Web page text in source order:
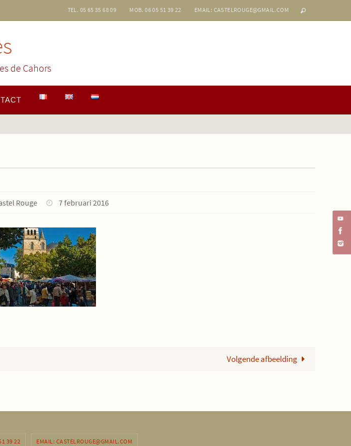
TEL. 05 65 35 68 09 MOB. 06 05 51 39 22 EMAIL: CASTELROUGE@GMAIL.COM
de Cahors
Rouge 7 februari 2016
Volgende afbeelding
39 22 EMAIL: CASTELROUGE@GMAIL.COM